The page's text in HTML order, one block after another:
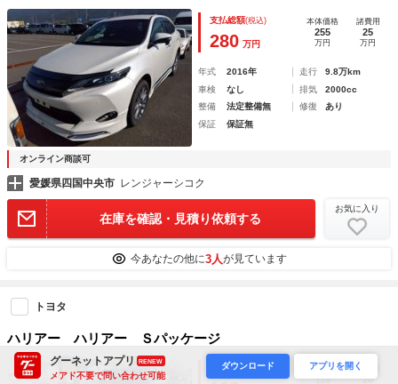
支払総額(税込)
280 万円
本体価格
255
万円
諸費用
25
万円
年式 2016年 走行
9.8万km
車検
なし 排気
2000cc
整備
法定整備無 修復
あり
保証
保証無
オンライン商談可
愛媛県四国中央市 レンジャーシコク
在庫を確認・見積り依頼する
お気に入り
今あなたの他に3人が見ています
トヨタ
ハリアー ハリアー Ｓパッケージ
支払総額(税込) 本体価格
115
諸費用
20
グーネットアプリ RENEW
メアド不要で問い合わせ可能
ダウンロード アプリを開く